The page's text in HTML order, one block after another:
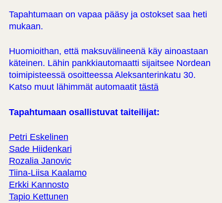
Tapahtumaan on vapaa pääsy ja ostokset saa heti
mukaan.
Huomioithan, että maksuvälineenä käy ainoastaan
käteinen. Lähin pankkiautomaatti sijaitsee Nordean
toimipisteessä osoitteessa Aleksanterinkatu 30.
Katso muut lähimmät automaatit tästä
Tapahtumaan osallistuvat taiteilijat:
Petri Eskelinen
Sade Hiidenkari
Rozalia Janovic
Tiina-Liisa Kaalamo
Erkki Kannosto
Tapio Kettunen